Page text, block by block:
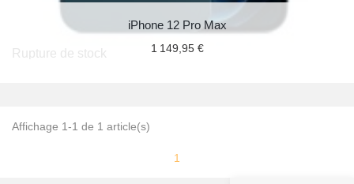
Rupture de stock
iPhone 12 Pro Max
1 149,95 €
Affichage 1-1 de 1 article(s)
1